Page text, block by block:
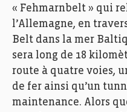
« Fehmarnbelt » qui
l’Allemagne, en
Belt dans la mer
sera long de 18
route à quatre voies,
de fer ainsi qu’un
maintenance. Alors